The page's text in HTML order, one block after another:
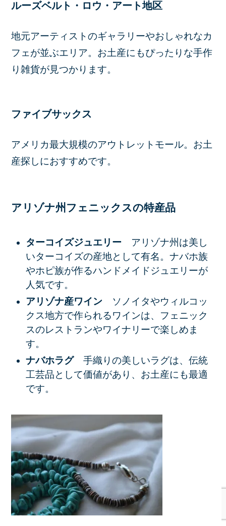
ルーズベルト・ロウ・アート地区
地元アーティストのギャラリーやおしゃれなカ
フェが並ぶエリア。お土産にもぴったりな手作
り雑貨が見つかります。
ファイブサックス
アメリカ最大規模のアウトレットモール。お土
産探しにおすすめです。
アリゾナ州フェニックスの特産品
ターコイズジュエリー
アリゾナ州は美し
いターコイズの産地として有名。ナバホ族
やホピ族が作るハンドメイドジュエリーが
人気です。
アリゾナ産ワイン
ソノイタやウィルコッ
クス地方で作られるワインは、フェニック
スのレストランやワイナリーで楽しめま
す。
ナバホラグ 手織りの美しいラグは、伝統
工芸品として価値があり、お土産にも最適
です。